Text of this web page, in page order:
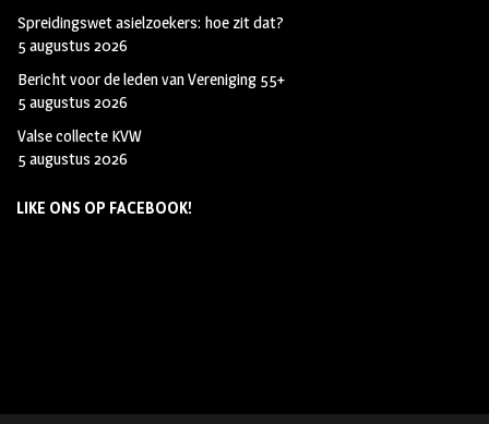
Spreidingswet asielzoekers: hoe zit dat?
5 augustus 2026
Bericht voor de leden van Vereniging 55+
5 augustus 2026
Valse collecte KVW
5 augustus 2026
LIKE ONS OP FACEBOOK!